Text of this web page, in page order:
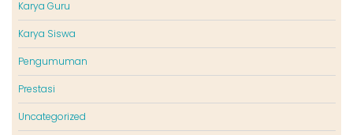
Karya Guru
Karya Siswa
Pengumuman
Prestasi
Uncategorized